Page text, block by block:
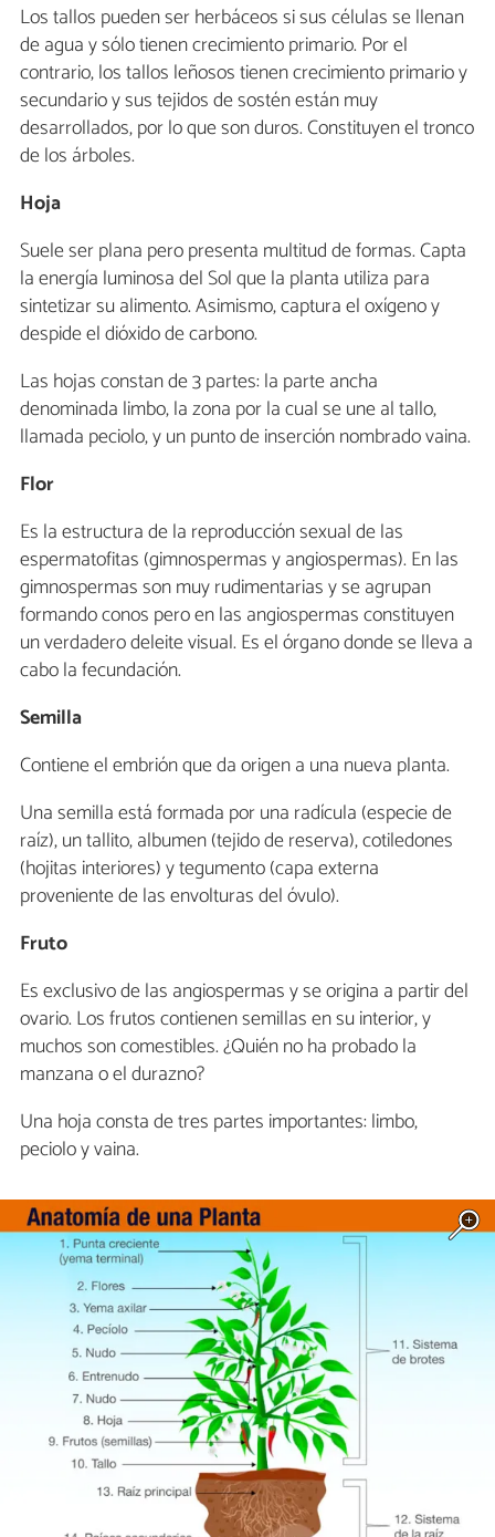
Los tallos pueden ser herbáceos si sus células se llenan
de agua y sólo tienen crecimiento primario. Por el
contrario, los tallos leñosos tienen crecimiento primario y
secundario y sus tejidos de sostén están muy
desarrollados, por lo que son duros. Constituyen el tronco
de los árboles.
Hoja
Suele ser plana pero presenta multitud de formas. Capta
la energía luminosa del Sol que la planta utiliza para
sintetizar su alimento. Asimismo, captura el oxígeno y
despide el dióxido de carbono.
Las hojas constan de 3 partes: la parte ancha
denominada limbo, la zona por la cual se une al tallo,
llamada peciolo, y un punto de inserción nombrado vaina.
Flor
Es la estructura de la reproducción sexual de las
espermatofitas (gimnospermas y angiospermas). En las
gimnospermas son muy rudimentarias y se agrupan
formando conos pero en las angiospermas constituyen
un verdadero deleite visual. Es el órgano donde se lleva a
cabo la fecundación.
Semilla
Contiene el embrión que da origen a una nueva planta.
Una semilla está formada por una radícula (especie de
raíz), un tallito, albumen (tejido de reserva), cotiledones
(hojitas interiores) y tegumento (capa externa
proveniente de las envolturas del óvulo).
Fruto
Es exclusivo de las angiospermas y se origina a partir del
ovario. Los frutos contienen semillas en su interior, y
muchos son comestibles. ¿Quién no ha probado la
manzana o el durazno?
Una hoja consta de tres partes importantes: limbo,
peciolo y vaina.